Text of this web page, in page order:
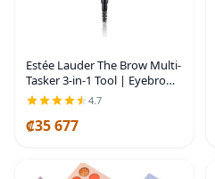
Estée Lauder The Brow Multi-
Tasker 3-in-1 Tool | Eyebrow
Pencil, Powder and Brush
4.7
₡35 677